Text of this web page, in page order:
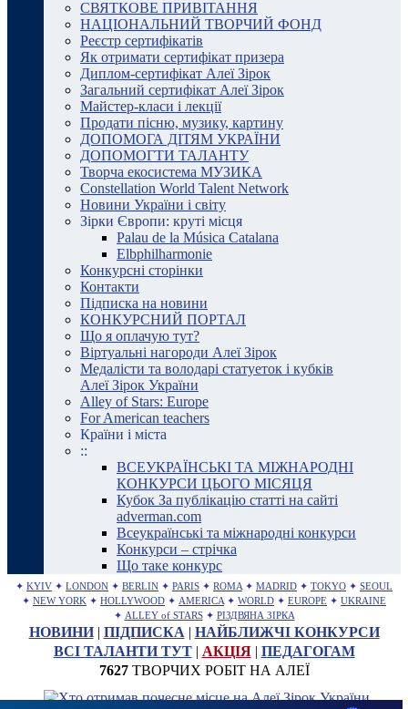
СВЯТКОВЕ ПРИВІТАННЯ
НАЦІОНАЛЬНИЙ ТВОРЧИЙ ФОНД
Реєстр сертифікатів
Як отримати сертифікат призера
Диплом-сертифікат Алеї Зірок
Загальний сертифікат Алеї Зірок
Майстер-класи і лекції
Продати пісню, музику, картину
ДОПОМОГА ДІТЯМ УКРАЇНИ
ДОПОМОГТИ ТАЛАНТУ
Творча екосистема МУЗИКА
Constellation World Talent Network
Новини України і світу
Зірки Європи: круті місця
Palau de la Música Catalana
Elbphilharmonie
Конкурсні сторінки
Контакти
Підписка на новини
КОНКУРСНИЙ ПОРТАЛ
Що я оплачую тут?
Віртуальні нагороди Алеї Зірок
Медалісти та володарі статуеток і кубків
Алеї Зірок України
Alley of Stars: Europe
For American teachers
Країни і міста
::
ВСЕУКРАЇНСЬКІ ТА МІЖНАРОДНІ
КОНКУРСИ ЦЬОГО МІСЯЦЯ
Кубок За публікацію статті на сайті
adverman.com
Всеукраїнські та міжнародні конкурси
Конкурси – стрічка
Що таке конкурс
✦ KYIV ✦ LONDON ✦ BERLIN ✦ PARIS ✦ ROMA ✦ MADRID ✦ TOKYO ✦ SEOUL
✦ NEW YORK ✦ HOLLYWOOD ✦ AMERICA ✦ WORLD ✦ EUROPE ✦ UKRAINE
✦ ALLEY of STARS ✦ РІЗДВЯНА ЗІРКА
НОВИНИ| ПІДПИСКА | НАЙБЛИЖЧІ КОНКУРСИ
ВСІ ТАЛАНТИ ТУТ| АКЦІЯ| ПЕДАГОГАМ
7627ТВОРЧИХ РОБІТ НА АЛЕЇ